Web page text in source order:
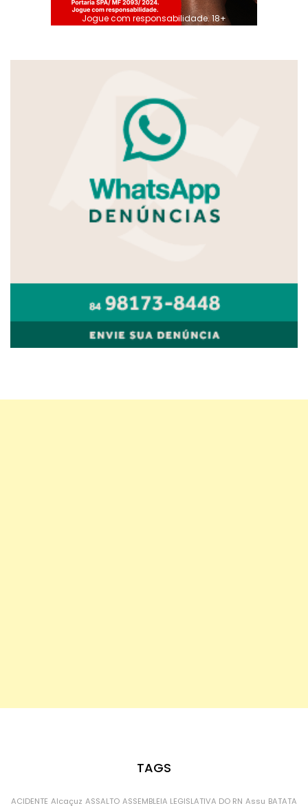
Jogue com responsabilidade. 18+
TAGS
ACIDENTE Alcaçuz ASSALTO ASSEMBLEIA LEGISLATIVA DO RN Assu BATATA